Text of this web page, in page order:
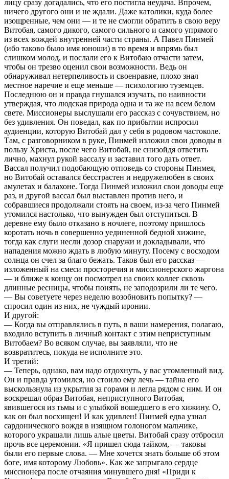
лицу сразу догадались, что его постигла неудача. Впрочем,
ничего другого они и не ждали. Даже католики, куда более
изощренные, чем они — и те не смогли обратить в свою веру
Витобая, самого дикого, самого сильного и самого упрямого
из всех вождей внутренней части страны. А Павел Пинмей
(ибо таково было имя юноши) в то время и впрямь был
слишком молод, и послали его к Витобаю отчасти затем,
чтобы он трезво оценил свои возможности. Ведь он
обнаруживал нетерпеливость и своенравие, плохо знал
местное наречие и еще меньше — психологию туземцев.
Последнюю он и правда гнушался изучать, по наивности
утверждая, что людская природа одна и та же на всем белом
свете. Миссионеры выслушали его рассказ с сочувствием, но
без удивления. Он поведал, как по прибытии испросил
аудиенции, которую Витобай дал у себя в родовом частоколе.
Там, с разговорником в руке, Пинмей изложил свои доводы в
пользу Христа, после чего Витобай, не снизойдя ответить
лично, махнул рукой вассалу и заставил того дать ответ.
Вассал получил подобающую отповедь со стороны Пинмея,
но Витобай оставался бесстрастен и недружелюбен в своих
амулетах и балахоне. Тогда Пинмей изложил свои доводы еще
раз, и другой вассал был выставлен против него, и
собравшиеся продолжали стоять на своем, из-за чего Пинмей
утомился настолько, что вынужден был отступиться. В
деревне ему было отказано в ночлеге, поэтому пришлось
коротать ночь в совершенно уединенной бедной хижине,
тогда как слуги несли дозор снаружи и докладывали, что
нападения можно ждать в любую минуту. Посему с восходом
солнца он счел за благо бежать. Таков был его рассказ —
изложенный на смеси просторечия и миссионерского жаргона
— и ближе к концу он посмотрел на своих коллег сквозь
длинные ресницы, чтобы понять, не заподозрили ли те чего.
— Вы советуете через неделю возобновить попытку? —
спросил один из них, не чуждый иронии.
И другой:
— Когда вы отправлялись в путь, в ваши намерения, полагаю,
входило вступить в личный контакт с этим неприступным
Витобаем? Во всяком случае, вы заявляли, что не
возвратитесь, покуда не исполните это.
И третий:
— Теперь, однако, вам надо отдохнуть, у вас утомленный вид.
Он и правда утомился, но стоило ему лечь — тайна его
выскользнула из укрытия за горами и легла рядом с ним. И он
воскрешал образ Витобая, неприступного Витобая,
явившегося из тьмы и с улыбкой вошедшего в его хижину. О,
как он был восхищен! И как удивлен! Пинмей едва узнал
сардонического вождя в изящном голоногом мальчике,
которого украшали лишь алые цветы. Витобай сразу отбросил
прочь все церемонии. «Я пришел сюда тайком, — таковы
были его первые слова. — Мне хочется знать больше об этом
боге, имя которому Любовь». Как же запрыгало сердце
миссионера после отчаяния минувшего дня! «Приди к